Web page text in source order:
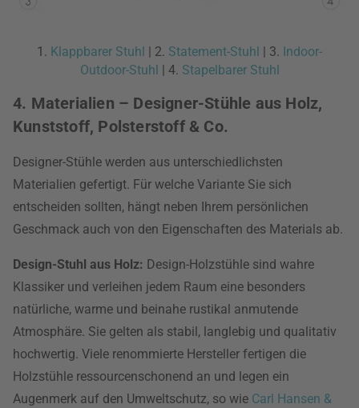
1. Klappbarer Stuhl | 2. Statement-Stuhl | 3. Indoor-
Outdoor-Stuhl | 4. Stapelbarer Stuhl
4. Materialien – Designer-Stühle aus Holz,
Kunststoff, Polsterstoff & Co.
Designer-Stühle werden aus unterschiedlichsten
Materialien gefertigt. Für welche Variante Sie sich
entscheiden sollten, hängt neben Ihrem persönlichen
Geschmack auch von den Eigenschaften des Materials ab.
Design-Stuhl aus Holz: Design-Holzstühle sind wahre
Klassiker und verleihen jedem Raum eine besonders
natürliche, warme und beinahe rustikal anmutende
Atmosphäre. Sie gelten als stabil, langlebig und qualitativ
hochwertig. Viele renommierte Hersteller fertigen die
Holzstühle ressourcenschonend an und legen ein
Augenmerk auf den Umweltschutz, so wie Carl Hansen &